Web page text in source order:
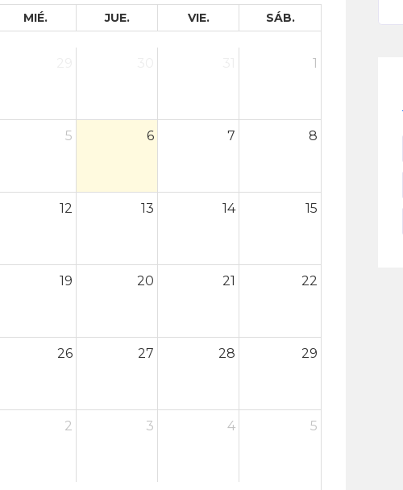
MIÉ. JUE. VIE. SÁB.
1
5 6 7 8
12 13 14 15
19 20 21 22
26 27 28 29
2 3 4 5